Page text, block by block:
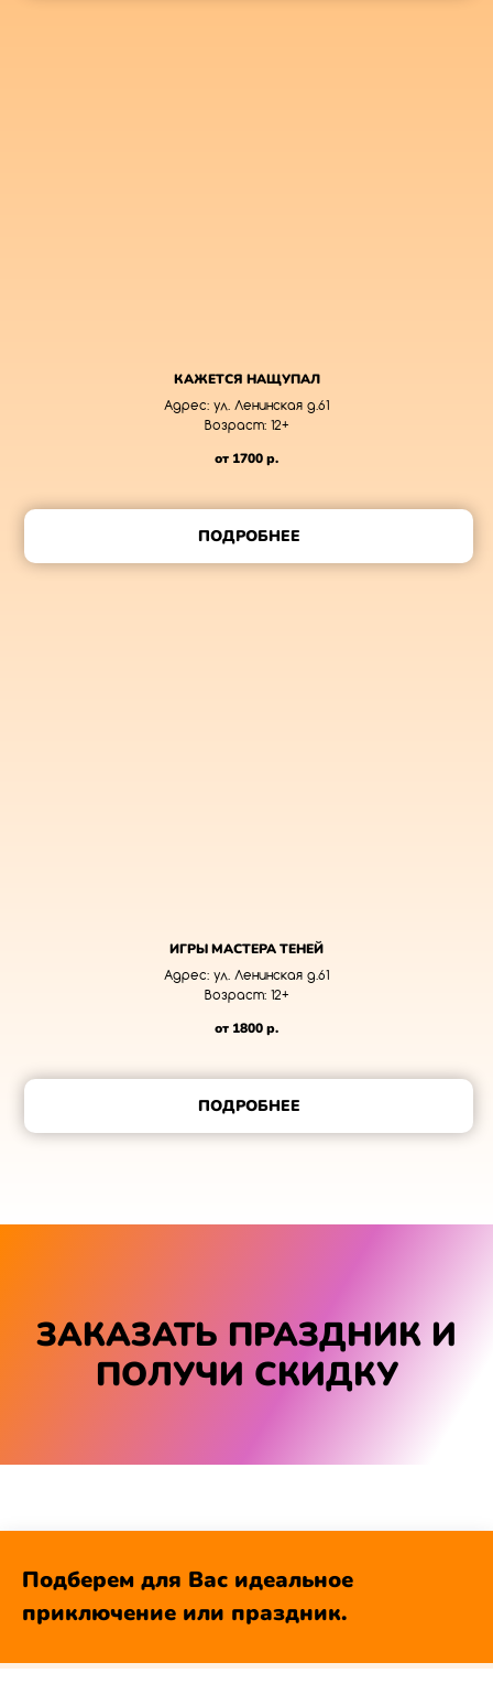
КАЖЕТСЯ НАЩУПАЛ
Адрес: ул. Ленинская д.61
Возраст: 12+
от 1700р.
ПОДРОБНЕЕ
ИГРЫ МАСТЕРА ТЕНЕЙ
Адрес: ул. Ленинская д.61
Возраст: 12+
от 1800р.
ПОДРОБНЕЕ
ЗАКАЗАТЬ ПРАЗДНИК И
ПОЛУЧИ СКИДКУ
Подберем для Вас идеальное
приключение или праздник.